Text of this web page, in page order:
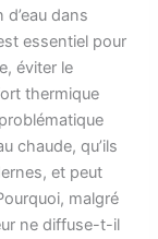
dans
essentiel pour
éviter le
thermique
chaude, qu’ils
et peut
malgré
ne diffuse-t-il